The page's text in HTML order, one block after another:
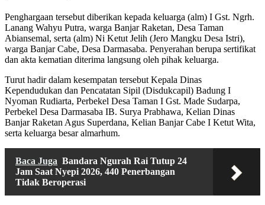
Penghargaan tersebut diberikan kepada keluarga (alm) I Gst. Ngrh.
Lanang Wahyu Putra, warga Banjar Raketan, Desa Taman
Abiansemal, serta (alm) Ni Ketut Jelih (Jero Mangku Desa Istri),
warga Banjar Cabe, Desa Darmasaba. Penyerahan berupa sertifikat
dan akta kematian diterima langsung oleh pihak keluarga.
Turut hadir dalam kesempatan tersebut Kepala Dinas
Kependudukan dan Pencatatan Sipil (Disdukcapil) Badung I
Nyoman Rudiarta, Perbekel Desa Taman I Gst. Made Sudarpa,
Perbekel Desa Darmasaba IB. Surya Prabhawa, Kelian Dinas
Banjar Raketan Agus Superdana, Kelian Banjar Cabe I Ketut Wita,
serta keluarga besar almarhum.
Baca Juga Bandara Ngurah Rai Tutup 24
Jam Saat Nyepi 2026, 440 Penerbangan
Tidak Beroperasi